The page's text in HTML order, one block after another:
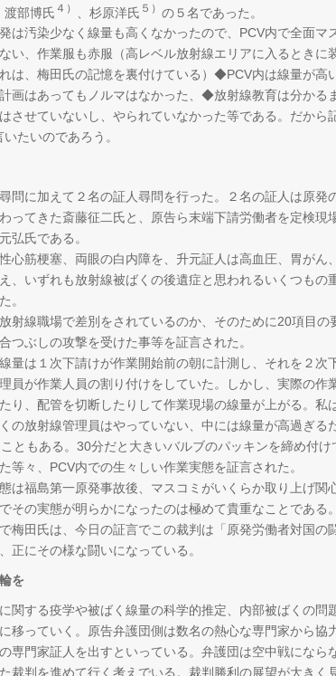
、渡部博氏 ４） 、杉原洋氏 ５） の５名であった。
汚染少なく線量も高くなかったので、PCV内で全面マ
い、作業服も赤服（高レベル放射線エリアに入るときに
は、梅田氏の記憶を裏付けている）◆PCV内は線量が高
画はあってもノルマはなかった、◆放射線教育は分かる
させていないし、やられていなかった等である。だから
たいのであろう。
問に加えて２名の証人尋問を行った。２名の証人は原発
ってきた斎藤征二氏と、原告ら末端下請労働者を定検現
弘氏である。
筋梗塞、両眼の白内障を、升元証人は高血圧、胃がん
、いずれも放射線被ばくの後遺症と思われるいくつもの
。
射線職場で差別をされているのか、そのために20項目の
つぶしの攻撃を受けた事等を証言された。
量は１次下請けが作業開始前の朝に計測し、それを２次
員が作業人員の割り付けをしていた。しかし、実際の作
り、配管を切断したりして作業現場の線量が上がる。私
の放射線管理員はやっていない、中には線量が高過ぎる
ともある。30分だと大きいバルブのパッキンを締め付け
等々、PCV内での生々しい作業実態を証言された。
は福島第一原発事故後、マスコミがいくらか取り上げ関
その実態が明らかになったのは極めて貴重なことである。
梅田氏は、今日の証言でこの裁判は「原発労働者対国の
正にその様な闘いになっている。
を
関する疫学や被ばく線量の科学的推定、内部被ばくの問
移っていく。原告弁護団側は数名の熱心な専門家から協
専門家証人を出すといっている。弁護団は空中戦になら
裁判を進めて行く考えでいる。裁判勝利の展望が大きく